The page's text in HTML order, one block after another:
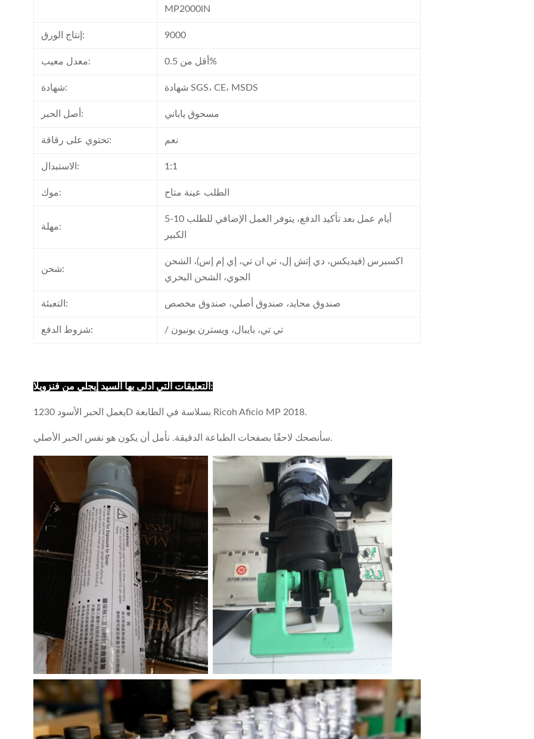
MP2000lN
إنتاج الورق: 9000
معدل معيب: أقل من 0.5%
شهادة: شهادة SGS، CE، MSDS
أصل الحبر: مسحوق ياباني
تحتوي على رقاقة: نعم
الاستبدال: 1:1
موك: الطلب عينة متاح
مهلة:
5-10 أيام عمل بعد تأكيد الدفع، يتوفر العمل الإضافي للطلب
الكبير
شحن:
اكسبرس (فيديكس، دي إتش إل، تي ان تي، إي إم إس)، الشحن
الجوي، الشحن البحري
التعبئة: صندوق محايد، صندوق أصلي، صندوق مخصص
شروط الدفع: / تي تي، بايبال، ويسترن يونيون
التعليقات التي أدلى بها السيد إيجلي من فنزويلا:
يعمل الحبر الأسود 1230D بسلاسة في الطابعة Ricoh Aficio MP 2018.
سأنصحك لاحقًا بصفحات الطباعة الدقيقة. نأمل أن يكون هو نفس الحبر الأصلي.